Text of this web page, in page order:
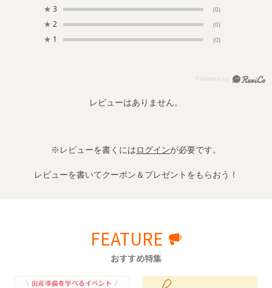
★ 3 (0)
★ 2 (0)
★ 1 (0)
レビューはありません。
※レビューを書くにはログインが必要です。
レビューを書いてクーポン＆プレゼントをもらおう！
FEATURE
おすすめ特集